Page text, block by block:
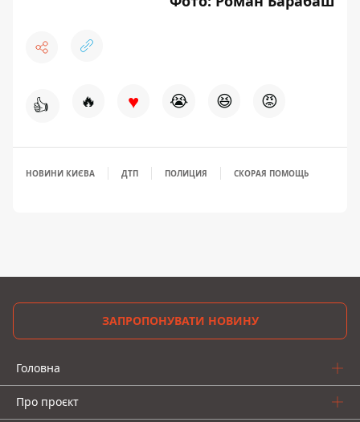
👍 🔥 ♥ 😭 😆 😡
НОВИНИ КИЄВА ДТП ПОЛИЦИЯ СКОРАЯ ПОМОЩЬ
ЗАПРОПОНУВАТИ НОВИНУ
Головна
Про проєкт